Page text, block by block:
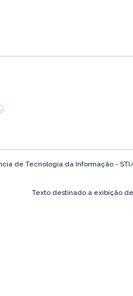
de Tecnologia da Informação -
Texto destinado a exibição